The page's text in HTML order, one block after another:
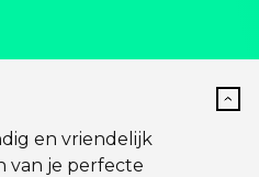
en vriendelijk
van je perfecte